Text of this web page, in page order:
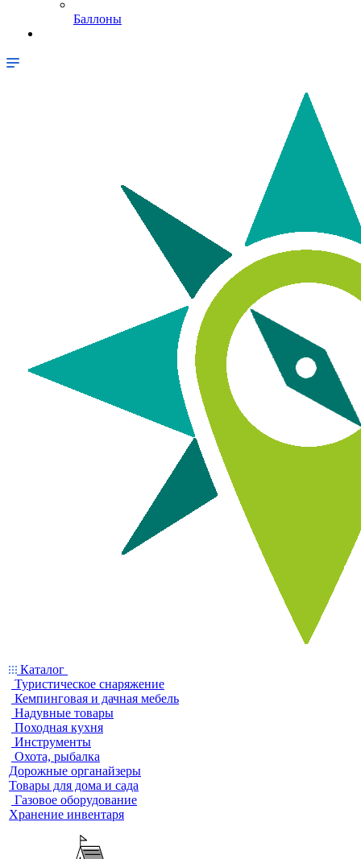
Баллоны
Каталог
Туристическое снаряжение
Кемпинговая и дачная мебель
Надувные товары
Походная кухня
Инструменты
Охота, рыбалка
Дорожные органайзеры
Товары для дома и сада
Газовое оборудование
Хранение инвентаря